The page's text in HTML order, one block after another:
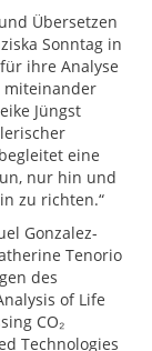
Übersetzen
Sonntag in
ihre Analyse
miteinander
Jüngst
eine
nur hin und
zu richten.“
Gonzalez-
Tenorio
des
of Life
CO₂
Technologies